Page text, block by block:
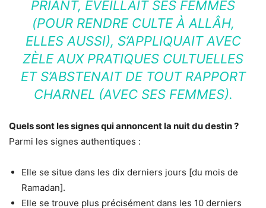
PRIANT, ÉVEILLAIT SES FEMMES
(POUR RENDRE CULTE À ALLÂH,
ELLES AUSSI), S’APPLIQUAIT AVEC
ZÈLE AUX PRATIQUES CULTUELLES
ET S’ABSTENAIT DE TOUT RAPPORT
CHARNEL (AVEC SES FEMMES).
Quels sont les signes qui annoncent la nuit du destin ?
Parmi les signes authentiques :
Elle se situe dans les dix derniers jours [du mois de
Ramadan].
Elle se trouve plus précisément dans les 10 derniers